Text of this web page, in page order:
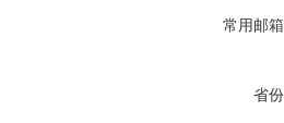
常用邮
省